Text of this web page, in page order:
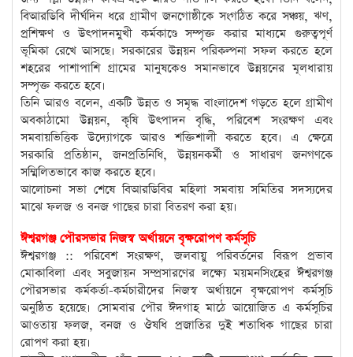
বিআরডিবি দীর্ঘদিন ধরে গ্রামীণ জনগোষ্ঠীকে সংগঠিত করে সঞ্চয়, ঋণ,
প্রশিক্ষণ ও উৎপাদনমুখী কর্মকাণ্ডে সম্পৃক্ত করার মাধ্যমে গুরুত্বপূর্ণ
ভূমিকা রেখে আসছে। সরকারের উন্নয়ন পরিকল্পনা সফল করতে হলে
শহরের পাশাপাশি গ্রামের মানুষকেও সমানভাবে উন্নয়নের মূলধারায়
সম্পৃক্ত করতে হবে।
তিনি আরও বলেন, একটি উন্নত ও সমৃদ্ধ বাংলাদেশ গড়তে হলে গ্রামীণ
অবকাঠামো উন্নয়ন, কৃষি উৎপাদন বৃদ্ধি, পরিবেশ সংরক্ষণ এবং
সমবায়ভিত্তিক উদ্যোগকে আরও শক্তিশালী করতে হবে। এ ক্ষেত্রে
সরকারি প্রতিষ্ঠান, জনপ্রতিনিধি, উন্নয়নকর্মী ও সাধারণ জনগণকে
সম্মিলিতভাবে কাজ করতে হবে।
আলোচনা সভা শেষে বিআরডিবির মহিলা সমবায় সমিতির সদস্যদের
মাঝে ফলজ ও বনজ গাছের চারা বিতরণ করা হয়।
ঈশ্বরগঞ্জ পৌরসভার নিজস্ব অর্থায়নে বৃক্ষরোপণ কর্মসূচি
ঈশ্বরগঞ্জ :: পরিবেশ সংরক্ষণ, জলবায়ু পরিবর্তনের বিরূপ প্রভাব
মোকাবিলা এবং সবুজায়ন সম্প্রসারণের লক্ষ্যে ময়মনসিংহের ঈশ্বরগঞ্জ
পৌরসভার কর্মকর্তা-কর্মচারীদের নিজস্ব অর্থায়নে বৃক্ষরোপণ কর্মসূচি
অনুষ্ঠিত হয়েছে। সোমবার পৌর ঈদগাহ মাঠে আয়োজিত এ কর্মসূচির
আওতায় ফলজ, বনজ ও ঔষধি প্রজাতির দুই শতাধিক গাছের চারা
রোপণ করা হয়।